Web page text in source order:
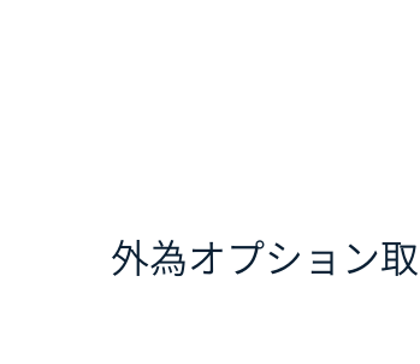
外為オプション